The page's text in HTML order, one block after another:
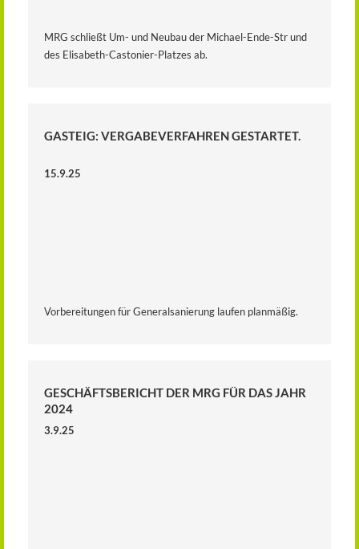
MRG schließt Um- und Neubau der Michael-Ende-Str und
des Elisabeth-Castonier-Platzes ab.
GASTEIG: VERGABEVERFAHREN GESTARTET.
15.9.25
Vorbereitungen für Generalsanierung laufen planmäßig.
GESCHÄFTSBERICHT DER MRG FÜR DAS JAHR
2024
3.9.25